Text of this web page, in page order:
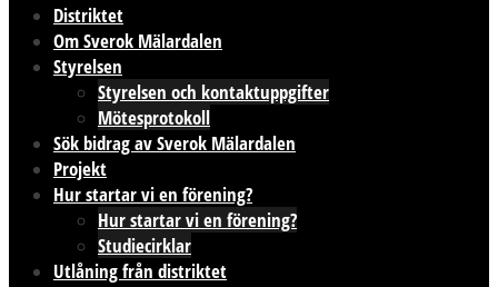
Distriktet
Om Sverok Mälardalen
Styrelsen
Styrelsen och kontaktuppgifter
Mötesprotokoll
Sök bidrag av Sverok Mälardalen
Projekt
Hur startar vi en förening?
Hur startar vi en förening?
Studiecirklar
Utlåning från distriktet